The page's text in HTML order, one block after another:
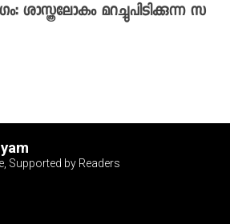
ശാസ്ത്രലോകം മറച്ചുപിടിക്കുന്ന സ
Supported by Readers